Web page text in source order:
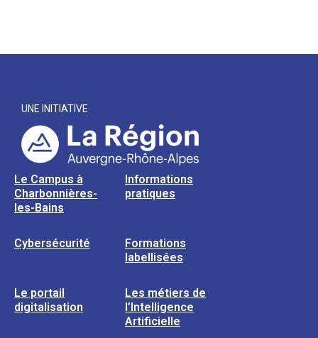
UNE INITIATIVE
Le Campus à
Charbonnières-
les-Bains
Informations
pratiques
Cybersécurité
Formations
labellisées
Le portail
digitalisation
Les métiers de
l’Intelligence
Artificielle